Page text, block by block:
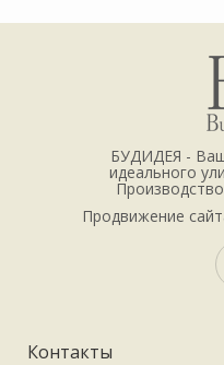
БУДИДЕЯ - Ваш
идеального
Продвижение
Контакты